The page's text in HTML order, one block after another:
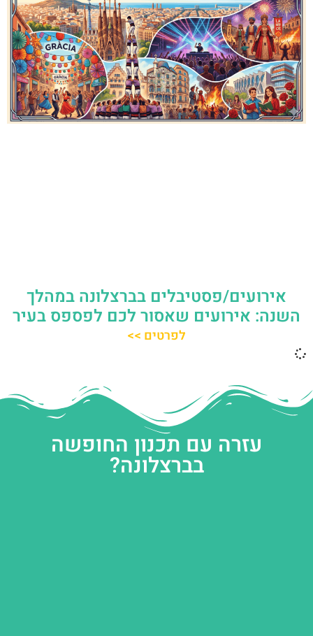
אירועים/פסטיבלים בברצלונה במהלך
השנה: אירועים שאסור לכם לפספס בעיר
לפרטים >>
עזרה עם תכנון החופשה
בברצלונה?